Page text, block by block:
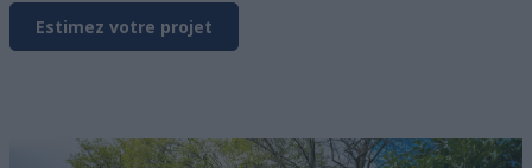
Estimez votre projet